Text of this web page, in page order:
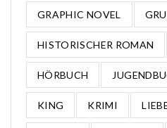
GRAPHIC NOVEL
HISTORISCHER ROMAN
HÖRBUCH
KING KRIMI